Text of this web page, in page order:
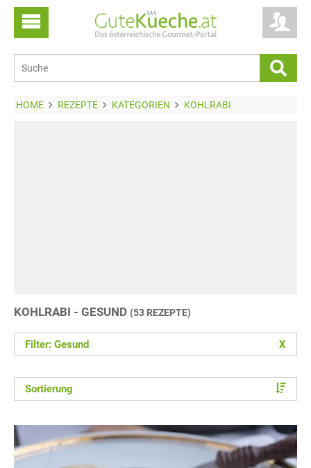
HOME REZEPTE KATEGORIEN KOHLRABI
KOHLRABI - GESUND (53 REZEPTE)
Filter: Gesund X
Sortierung